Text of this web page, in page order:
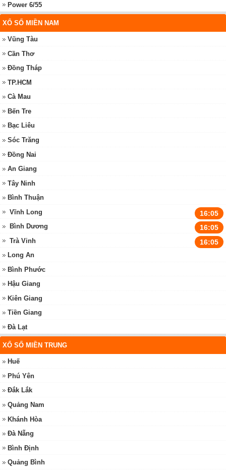
Power 6/55
XỔ SỐ MIỀN NAM
Vũng Tàu
Cần Thơ
Đồng Tháp
TP.HCM
Cà Mau
Bến Tre
Bạc Liêu
Sóc Trăng
Đồng Nai
An Giang
Tây Ninh
Bình Thuận
Vĩnh Long
16:05
Bình Dương 16:05
Trà Vinh 16:05
Long An
Bình Phước
Hậu Giang
Kiên Giang
Tiền Giang
Đà Lạt
XỔ SỐ MIỀN TRUNG
Huế
Phú Yên
Đắk Lắk
Quảng Nam
Khánh Hòa
Đà Nẵng
Bình Định
Quảng Bình